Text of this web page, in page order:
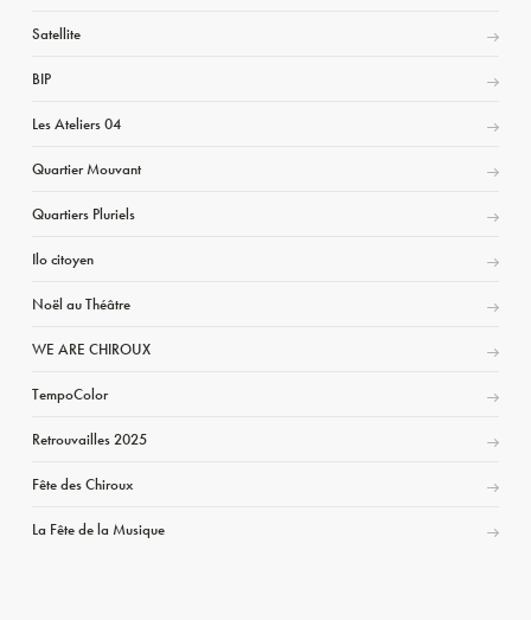
Satellite
BIP
Les Ateliers 04
Quartier Mouvant
Quartiers Pluriels
Ilo citoyen
Noël au Théâtre
WE ARE CHIROUX
TempoColor
Retrouvailles 2025
Fête des Chiroux
La Fête de la Musique